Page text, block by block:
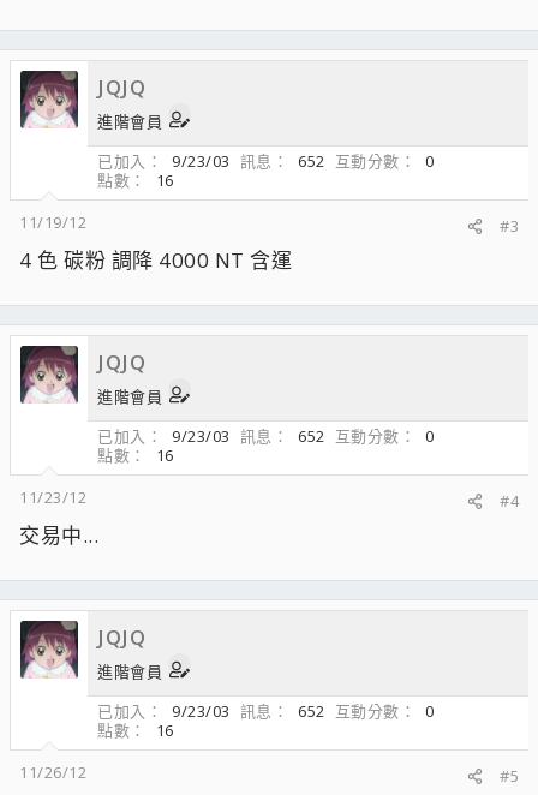
JQJQ
進階會員
已加入
9/23/03 訊息 652 互動分數
0
點數
16
11/19/12
#3
4 色 碳粉 調降 4000 NT 含運
JQJQ
進階會員
已加入
9/23/03 訊息 652 互動分數
0
點數
16
11/23/12
#4
交易中...
JQJQ
進階會員
已加入
9/23/03 訊息 652 互動分數
0
點數
16
11/26/12
#5